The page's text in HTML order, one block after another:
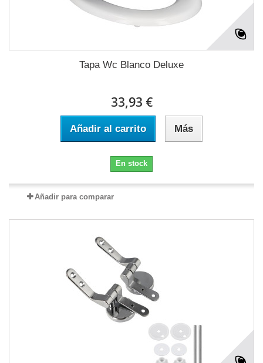
Tapa Wc Blanco Deluxe
33,93 €
Añadir al carrito Más
En stock
Añadir para comparar